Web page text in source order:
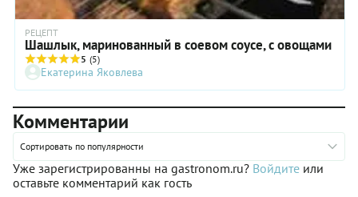
РЕЦЕПТ
Шашлык, маринованный в соевом соусе, с овощами
5 (5)
Екатерина Яковлева
Комментарии
Сортировать по популярности
Уже зарегистрированны на gastronom.ru? Войдите или
оставьте комментарий как гость